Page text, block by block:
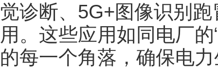
觉诊断、5G+图像识别
用。这些应用如同电厂
的每一个角落，确保电